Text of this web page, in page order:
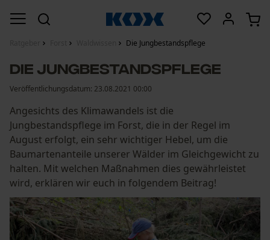
Die Jungbestandspflege
Die Jungbestandspflege
Veröffentlichungsdatum: 23.08.2021 00:00
Angesichts des Klimawandels ist die
Jungbestandspflege im Forst, die in der Regel im
August erfolgt, ein sehr wichtiger Hebel, um die
Baumartenanteile unserer Wälder im Gleichgewicht zu
halten. Mit welchen Maßnahmen dies gewährleistet
wird, erklären wir euch in folgendem Beitrag!